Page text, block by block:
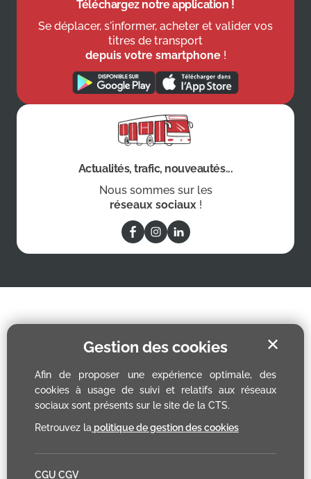
Gestion des cookies
Afin de proposer une expérience optimale, des
cookies à usage de suivi et relatifs aux réseaux
sociaux sont présents sur le site de la CTS.
Retrouvez la politique de gestion des cookies
✕
CGU CGV
Téléchargez notre application !
Se déplacer, s'informer, acheter et valider vos
titres de transport
depuis votre smartphone !
Actualités, trafic, nouveautés...
Nous sommes sur les
réseaux sociaux !